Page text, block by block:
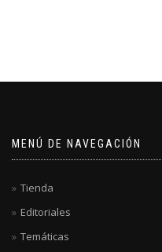
MENÚ DE NAVEGACIÓN
Tienda
Editoriales
Temáticas